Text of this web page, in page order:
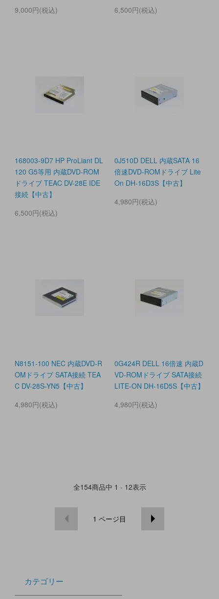
9,000円(税込)
6,500円(税込)
168003-9D7 HP ProLiant DL
120 G5等用 内蔵DVD-ROM
ドライブ TEAC DV-28E IDE
接続【中古】
6,500円(税込)
0J510D DELL 内蔵SATA 16
倍速DVD-ROMドライブ Lite
On DH-16D3S【中古】
4,980円(税込)
N8151-100 NEC 内蔵DVD-R
OMドライブ SATA接続 TEA
C DV-28S-YN5【中古】
4,980円(税込)
0G424R DELL 16倍速 内蔵D
VD-ROMドライブ SATA接続
LITE-ON DH-16D5S【中古】
4,980円(税込)
全154商品中 1 - 12表示
1 ページ目
カテゴリー